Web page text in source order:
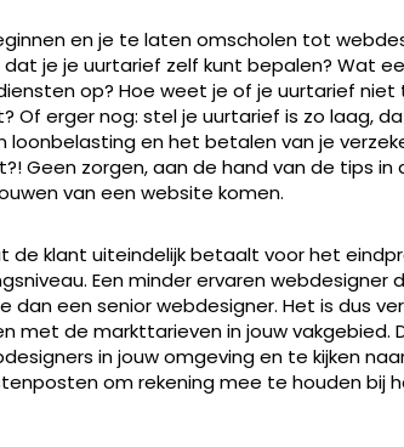
en je te laten omscholen tot
je je uurtarief zelf kunt bepalen? Wat
op? Hoe weet je of je uurtarief
Of erger nog: stel je uurtarief is zo laag,
en het betalen van je
Geen zorgen, aan de hand van de tips in
van een website komen.
de klant uiteindelijk betaalt voor het
Een minder ervaren webdesigner
dan een senior webdesigner. Het is dus
met de markttarieven in jouw vakgebied.
in jouw omgeving en te kijken
om rekening mee te houden bij